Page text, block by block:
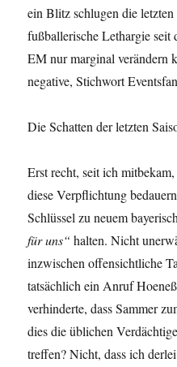
ein Blitz schlugen die
fußballerische Lethargie seit
EM nur marginal verändern
negative, Stichwort
Die Schatten der letzten
Erst recht, seit ich
diese Verpflichtung
Schlüssel zu neuem
für uns“ halten. Nicht
inzwischen offensichtliche
tatsächlich ein Anruf
verhinderte, dass Sammer
dies die üblichen
treffen? Nicht, dass ich